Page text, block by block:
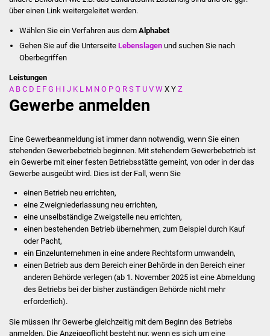
Jugendbeirat
Summerrockfestival
Stadtverwaltung
Behördenwegweiser
Stellenangebote
Kontakt
Veröffentlichungen
Ortsrecht
FNP / Bebauungspläne
Wahlen
über einen Link weitergeleitet werden.
Wählen Sie ein Verfahren aus dem Alphabet
Gehen Sie auf die UnterseiteLebenslagen und suchen Sie nach
Oberbegriffen
Leistungen
A B C D E F G H I J K L M N O P Q R S T U V W X Y Z
Gewerbe anmelden
Eine Gewerbeanmeldung ist immer dann notwendig, wenn Sie einen
stehenden Gewerbebetrieb beginnen. Mit stehendem Gewerbebetrieb ist
ein Gewerbe mit einer festen Betriebsstätte gemeint, von oder in der das
Gewerbe ausgeübt wird. Dies ist der Fall, wenn Sie
einen Betrieb neu errichten,
eine Zweigniederlassung neu errichten,
eine unselbständige Zweigstelle neu errichten,
einen bestehenden Betrieb übernehmen, zum Beispiel durch Kauf
oder Pacht,
ein Einzelunternehmen in eine andere Rechtsform umwandeln,
einen Betrieb aus dem Bereich einer Behörde in den Bereich einer
anderen Behörde verlegen (ab 1. November 2025 ist eine Abmeldung
des Betriebs bei der bisher zuständigen Behörde nicht mehr
erforderlich).
Sie müssen Ihr Gewerbe gleichzeitig mit dem Beginn des Betriebs
anmelden. Die Anzeigepflicht besteht nur, wenn es sich um eine